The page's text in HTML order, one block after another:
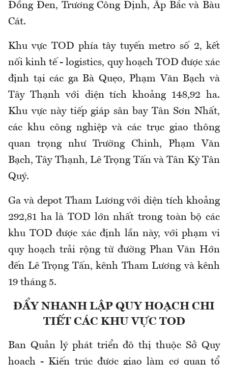
Đồng Đen, Trương Công Định, Ấp Bắc và Bàu
Cát.
Khu vực TOD phía tây tuyến metro số 2, kết
nối kinh tế - logistics, quy hoạch TOD được xác
định tại các ga Bà Quẹo, Phạm Văn Bạch và
Tây Thạnh với diện tích khoảng 148,92 ha.
Khu vực này tiếp giáp sân bay Tân Sơn Nhất,
các khu công nghiệp và các trục giao thông
quan trọng như Trường Chinh, Phạm Văn
Bạch, Tây Thạnh, Lê Trọng Tấn và Tân Kỳ Tân
Quý.
Ga và depot Tham Lương với diện tích khoảng
292,81 ha là TOD lớn nhất trong toàn bộ các
khu TOD được xác định lần này, với phạm vi
quy hoạch trải rộng từ đường Phan Văn Hớn
đến Lê Trọng Tấn, kênh Tham Lương và kênh
19 tháng 5.
ĐẨY NHANH LẬP QUY HOẠCH CHI
TIẾT CÁC KHU VỰC TOD
Ban Quản lý phát triển đô thị thuộc Sở Quy
hoạch - Kiến trúc được giao làm cơ quan tổ